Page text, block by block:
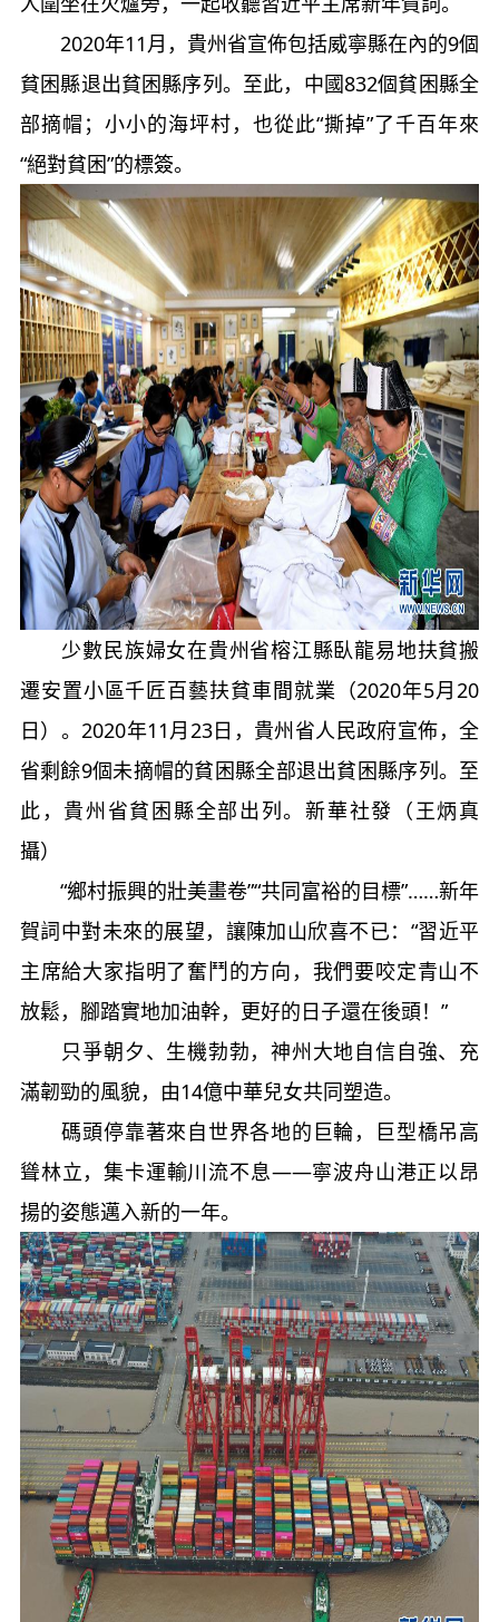
2020年11月，貴州省宣佈包括威寧縣在內的9個
貧困縣退出貧困縣序列。至此，中國832個貧困縣全
部摘帽；小小的海坪村，也從此“撕掉”了千百年來
“絕對貧困”的標簽。
少數民族婦女在貴州省榕江縣臥龍易地扶貧搬
遷安置小區千匠百藝扶貧車間就業（2020年5月20
日）。2020年11月23日，貴州省人民政府宣佈，全
省剩餘9個未摘帽的貧困縣全部退出貧困縣序列。至
此，貴州省貧困縣全部出列。新華社發（王炳真
攝）
“鄉村振興的壯美畫卷”“共同富裕的目標”……新年
賀詞中對未來的展望，讓陳加山欣喜不已：“習近平
主席給大家指明了奮鬥的方向，我們要咬定青山不
放鬆，腳踏實地加油幹，更好的日子還在後頭！”
只爭朝夕、生機勃勃，神州大地自信自強、充
滿韌勁的風貌，由14億中華兒女共同塑造。
碼頭停靠著來自世界各地的巨輪，巨型橋吊高
聳林立，集卡運輸川流不息——寧波舟山港正以昂
揚的姿態邁入新的一年。